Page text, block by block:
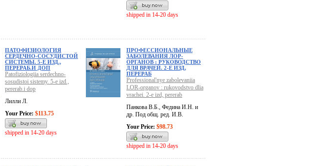
shipped in 14-20 days
ПАТОФИЗИОЛОГИЯ
СЕРДЕЧНО-СОСУДИСТОЙ
СИСТЕМЫ. 5-Е ИЗД.,
ПЕРЕРАБ.И ДОП
Patofiziologiia serdechno-
sosudistoi sistemy. 5-e izd.,
pererab.i dop
Лилли Л.
Your Price: $113.75
shipped in 14-20 days
ПРОФЕССИОНАЛЬНЫЕ
ЗАБОЛЕВАНИЯ ЛОР-
ОРГАНОВ : РУКОВОДСТВО
ДЛЯ ВРАЧЕЙ. 2-Е ИЗД,
ПЕРЕРАБ
Professional'nye zabolevaniia
LOR-organov : rukovodstvo dlia
vrachei. 2-e izd, pererab
Панкова В.Б., Федина И.Н. и
др. Под общ. ред. И.В.
Your Price: $98.73
shipped in 14-20 days